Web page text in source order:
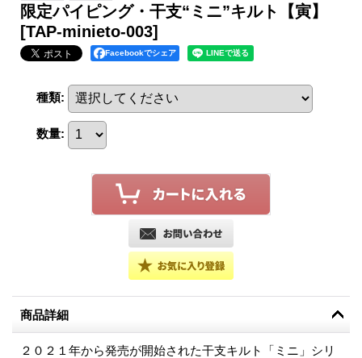
限定パイピング・干支“ミニ”キルト【寅】
[TAP-minieto-003]
Facebookでシェア
種類:
数量:
商品詳細
２０２１年から発売が開始された干支キルト「ミニ」シリ